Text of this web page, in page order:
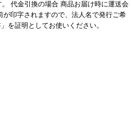
代金引換の場合 商品お届け時に運送会
印字されますので、法人名で発行ご希
を証明としてお使いください。